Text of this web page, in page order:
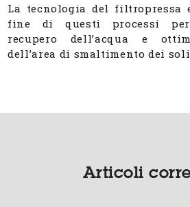
La tecnologia del
fine di questi processi
recupero dell’acqua e
dell’area di smaltimento dei
Articoli